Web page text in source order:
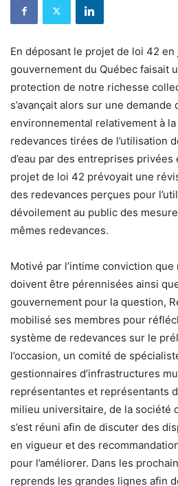
En déposant le projet de loi 42
gouvernement du Québec faisait
protection de notre richesse
s’avançait alors sur une
environnemental relativement à
redevances tirées de l’utilisation
d’eau par des entreprises privées
projet de loi 42 prévoyait une
des redevances perçues pour
dévoilement au public des
mêmes redevances.
Motivé par l’intime conviction
doivent être pérennisées ainsi
gouvernement pour la question,
mobilisé ses membres pour
système de redevances sur le
l’occasion, un comité de
gestionnaires d’infrastructures
représentantes et représentants
milieu universitaire, de la société
s’est réuni afin de discuter des
en vigueur et des
pour l’améliorer. Dans les
reprends les grandes lignes afin